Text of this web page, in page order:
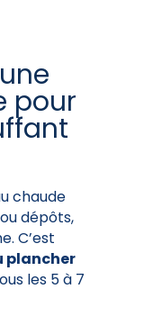
pour
chaude
dépôts,
C’est
plancher
les 5 à 7